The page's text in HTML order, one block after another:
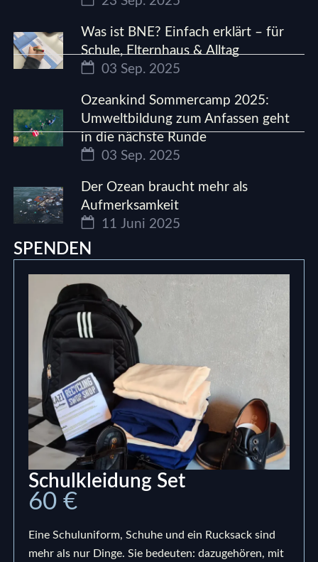
Was ist BNE? Einfach erklärt – für
Schule, Elternhaus & Alltag
03 Sep. 2025
Ozeankind Sommercamp 2025:
Umweltbildung zum Anfassen geht
in die nächste Runde
03 Sep. 2025
Der Ozean braucht mehr als
Aufmerksamkeit
11 Juni 2025
SPENDEN
Schulkleidung Set
60 €
Eine Schuluniform, Schuhe und ein Rucksack sind
mehr als nur Dinge. Sie bedeuten: dazugehören, mit